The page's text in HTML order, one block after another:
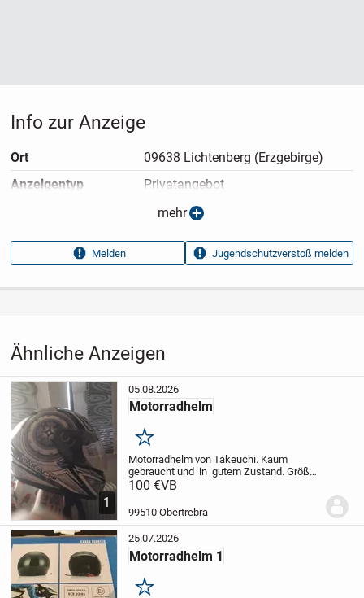
Ähnliche Anzeigen
1
05.08.2026
Motorradhelm
Merken
Motorradhelm von Takeuchi. Kaum
gebraucht und in gutem Zustand. Größe
S. Preis auf Verhandlungsbasis.
100 €VB
99510 Obertrebra
25.07.2026
Motorradhelm 1
Merken
Info zur Anzeige
Ort
09638 Lichtenberg (Erzgebirge)
Anzeigen­typ
Privatangebot
03.07.2026
Anzeigen­kennung
02dbd6c6
Aufrufe dieser
52
Motorradzubehör›Motorradhelme
mehr
Melden Jugendschutzverstoß melden